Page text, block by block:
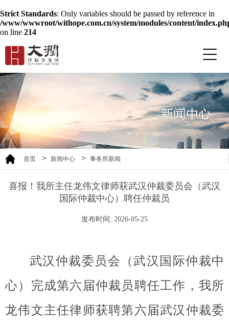
Strict Standards: Only variables should be passed by reference in
/www/wwwroot/withope.com.cn/system/modules/content/
on line 214
首页 > 新闻中心 > 事务所新闻
喜报！我所主任龙伟文律师获武汉仲裁委员会（武汉
国际仲裁中心）聘任仲裁员
发布时间: 2026-05-25
武汉仲裁委员会（武汉国际仲裁中
心）完成第六届仲裁员聘任工作，我所
龙伟文主任律师获聘第六届武汉仲裁委